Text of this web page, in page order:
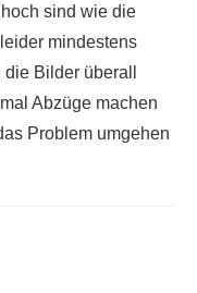
sind wie die
mindestens
Bilder überall
Abzüge machen
Problem umgehen